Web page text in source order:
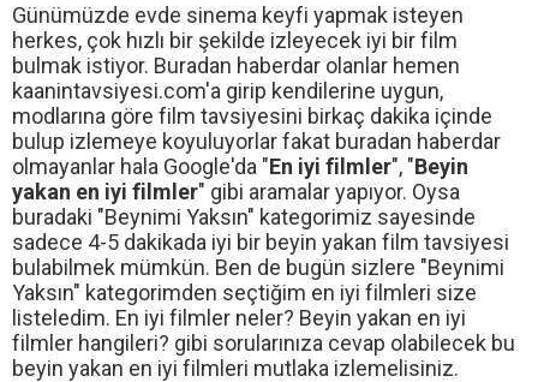
Günümüzde evde sinema keyfi yapmak isteyen
herkes, çok hızlı bir şekilde izleyecek iyi bir film
bulmak istiyor. Buradan haberdar olanlar hemen
kaanintavsiyesi.com'a girip kendilerine uygun,
modlarına göre film tavsiyesini birkaç dakika içinde
bulup izlemeye koyuluyorlar fakat buradan haberdar
olmayanlar hala Google'da "En iyi filmler", "Beyin
yakan en iyi filmler" gibi aramalar yapıyor. Oysa
buradaki "Beynimi Yaksın" kategorimiz sayesinde
sadece 4-5 dakikada iyi bir beyin yakan film tavsiyesi
bulabilmek mümkün. Ben de bugün sizlere "Beynimi
Yaksın" kategorimden seçtiğim en iyi filmleri size
listeledim. En iyi filmler neler? Beyin yakan en iyi
filmler hangileri? gibi sorularınıza cevap olabilecek bu
beyin yakan en iyi filmleri mutlaka izlemelisiniz.